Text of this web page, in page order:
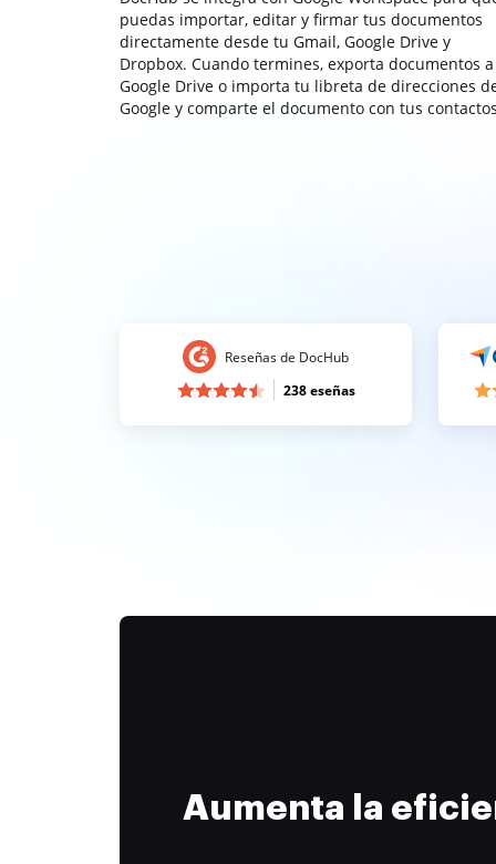
puedas importar, editar y firmar tus documentos
directamente desde tu Gmail, Google Drive y
Dropbox. Cuando termines, exporta documentos a
Google Drive o importa tu libreta de direcciones
Google y comparte el documento con tus
Reseñas de DocHub
238 eseñas
Aumenta la